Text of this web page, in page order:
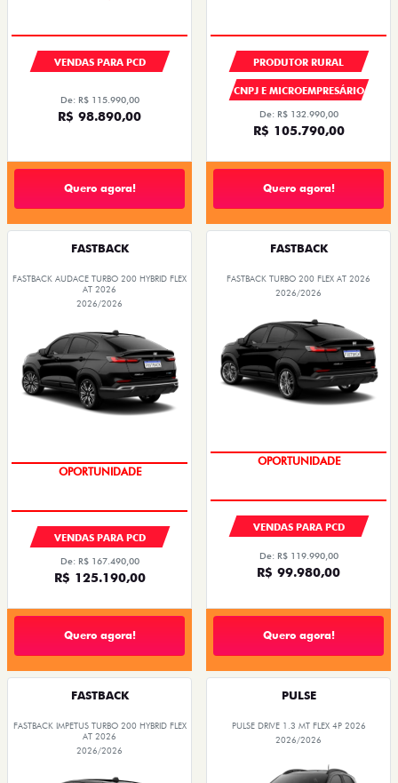
VENDAS PARA PCD
De: R$ 115.990,00
R$ 98.890,00
Quero agora!
PRODUTOR RURAL
CNPJ E MICROEMPRESÁRIO
De: R$ 132.990,00
R$ 105.790,00
Quero agora!
FASTBACK
FASTBACK AUDACE TURBO 200 HYBRID FLEX
AT 2026
2026/2026
OPORTUNIDADE
VENDAS PARA PCD
De: R$ 167.490,00
R$ 125.190,00
Quero agora!
FASTBACK
FASTBACK TURBO 200 FLEX AT 2026
2026/2026
OPORTUNIDADE
VENDAS PARA PCD
De: R$ 119.990,00
R$ 99.980,00
Quero agora!
FASTBACK
FASTBACK IMPETUS TURBO 200 HYBRID FLEX
AT 2026
2026/2026
PULSE
PULSE DRIVE 1.3 MT FLEX 4P 2026
2026/2026